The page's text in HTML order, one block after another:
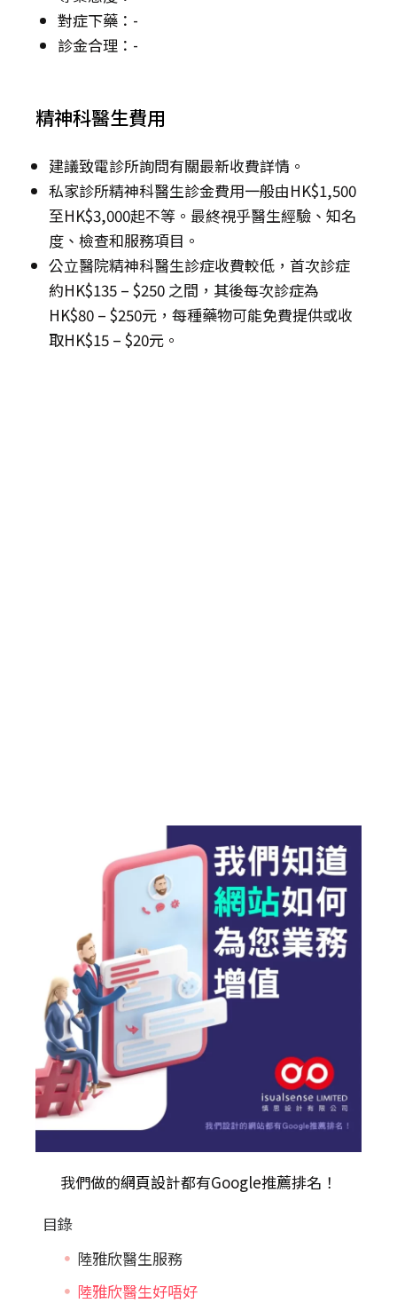
對症下藥：-
診金合理：-
精神科醫生費用
建議致電診所詢問有關最新收費詳情。
私家診所精神科醫生診金費用一般由HK$1,500
至HK$3,000起不等。最終視乎醫生經驗、知名
度、檢查和服務項目。
公立醫院精神科醫生診症收費較低，首次診症
約HK$135 – $250 之間，其後每次診症為
HK$80 – $250元，每種藥物可能免費提供或收
取HK$15 – $20元。
我們做的網頁設計都有Google推薦排名！
目錄
陸雅欣醫生服務
陸雅欣醫生好唔好